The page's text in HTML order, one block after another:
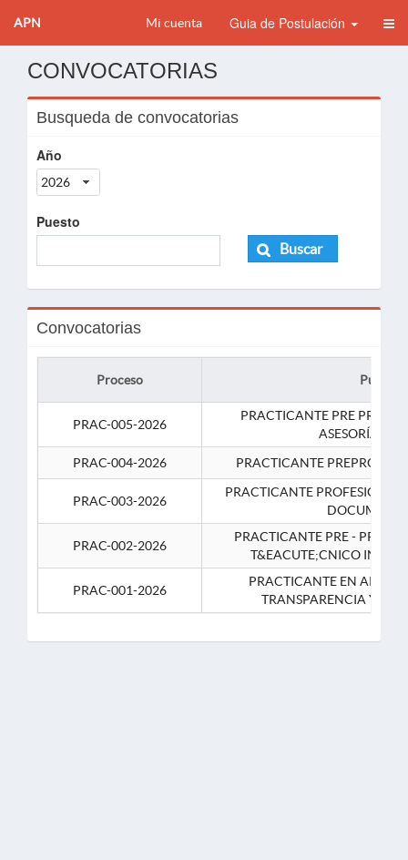
APN Mi cuenta Guia de Postulación
CONVOCATORIAS
Busqueda de convocatorias
Año
2026
Puesto
Buscar
Convocatorias
Proceso Puesto
PRAC-005-2026
PRACTICANTE PRE
ASESORÍA
PRAC-004-2026
PRACTICANTE
PRAC-003-2026
PRACTICANTE
PRAC-002-2026
PRACTICANTE PRE -
T&EACUTE;CNICO
PRAC-001-2026
PRACTICANTE EN APOYO
TRANSPARENCIA Y